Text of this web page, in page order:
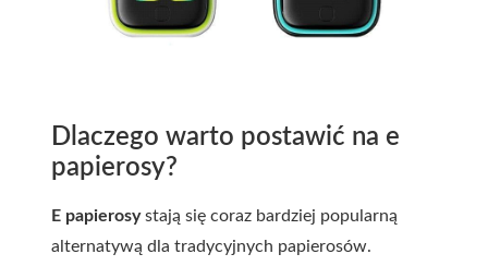
Dlaczego warto postawić na e
papierosy?
E papierosystają się coraz bardziej popularną
alternatywą dla tradycyjnych papierosów.